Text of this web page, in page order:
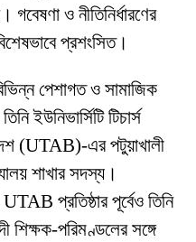
ও নীতিনির্ধারণের
প্রশংসিত।
পেশাগত ও সামাজিক
ইউনিভার্সিটি টিচার্স
(UTAB)-এর পটুয়াখালী
শাখার সদস্য।
প্রতিষ্ঠার পূর্বেও তিনি
শিক্ষক-পরিমণ্ডলের সঙ্গে